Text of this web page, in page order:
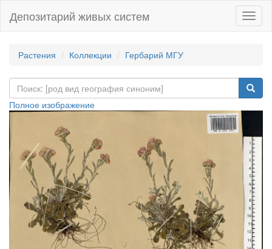
Депозитарий живых систем
Растения Коллекции Гербарий МГУ
Полное изображение